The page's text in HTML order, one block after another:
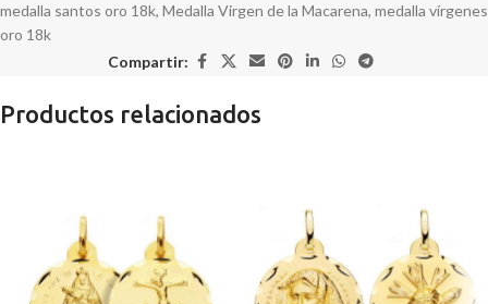
medalla santos oro 18k, Medalla Virgen de la Macarena, medalla vírgenes
oro 18k
Compartir:
Productos relacionados